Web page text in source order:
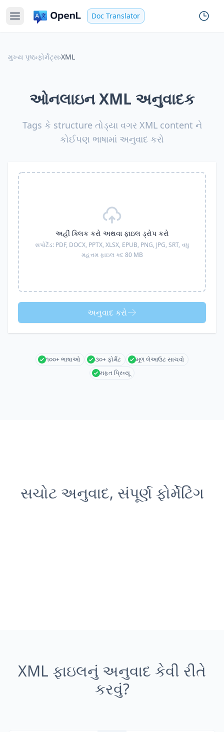
Doc Translator
મુખ્ય પૃષ્ઠ›ફોર્મેટ્સ›XML
ઓનલાઇન XML અનુવાદક
Tags કે structure તોડ્યા વગર XML content ને
કોઈપણ ભાષામાં અનુવાદ કરો
અહીં ક્લિક કરો અથવા ફાઇલ ડ્રોપ કરો
સપોર્ટેડ: PDF, DOCX, PPTX, XLSX, EPUB, PNG, JPG, SRT, વધુ
મહત્તમ ફાઇલ કદ 80 MB
અનુવાદ કરો
૧૦૦+ ભાષાઓ ૩૦+ ફોર્મેટ
મૂળ લેઆઉટ સાચવો
મફત પ્રિવ્યૂ
સચોટ અનુવાદ, સંપૂર્ણ ફોર્મેટિંગ
XML ફાઇલનું અનુવાદ કેવી રીતે
કરવું?